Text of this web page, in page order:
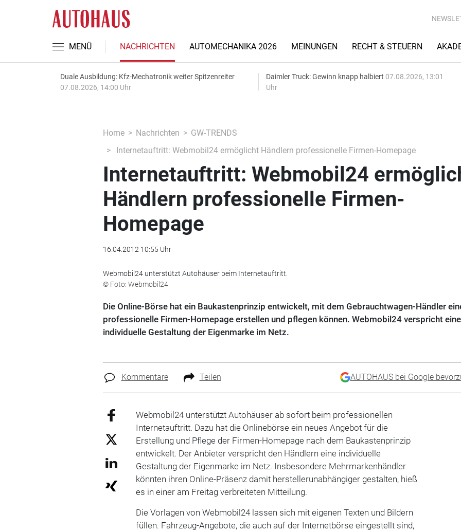
MENÜ NACHRICHTEN AUTOMECHANIKA 2026 MEINUNGEN RECHT & STEUERN
Duale Ausbildung: Kfz-Mechatronik weiter Spitzenreiter
07.08.2026, 14:00 Uhr
Daimler Truck: Gewinn knapp halbiert 07.08.2026, 13:01
Uhr
Home Nachrichten
GW-TRENDS
Internetauftritt: Webmobil24 ermöglicht Händlern professionelle Firmen-Homepage
Internetauftritt: Webmobil24
Händlern professionelle Firmen-
Homepage
16.04.2012 10:55 Uhr
Webmobil24 unterstützt Autohäuser beim Internetauftritt.
© Foto: Webmobil24
Die Online-Börse hat ein Baukastenprinzip entwickelt, mit dem Gebrauchtwagen-Händler
professionelle Firmen-Homepage erstellen und pflegen können. Webmobil24 verspricht eine
individuelle Gestaltung der Eigenmarke im Netz.
Kommentare Teilen AUTOHAUS bei Google
Webmobil24 unterstützt Autohäuser ab sofort beim professionellen
Internetauftritt. Dazu hat die Onlinebörse ein neues Angebot für die
Erstellung und Pflege der Firmen-Homepage nach dem Baukastenprinzip
entwickelt. Der Anbieter verspricht den Händlern eine individuelle
Gestaltung der Eigenmarke im Netz. Insbesondere Mehrmarkenhändler
könnten ihren Online-Präsenz damit herstellerunabhängiger gestalten, hieß
es in einer am Freitag verbreiteten Mitteilung.
Die Vorlagen von Webmobil24 lassen sich mit eigenen Texten und Bildern
füllen. Fahrzeug-Angebote, die auch auf der Internetbörse eingestellt sind,